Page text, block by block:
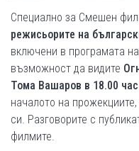
Специално за Смешен
режисьорите на
включени в програмата
възможност да видите
Тома Вашаров в 18.00
началото на
си. Разговорите с
филмите.